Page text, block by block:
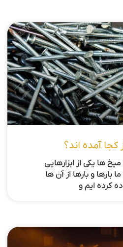
کجا آمده اند؟
ها یکی از ابزارهایی
و بارها از آن ها
کرده ایم و